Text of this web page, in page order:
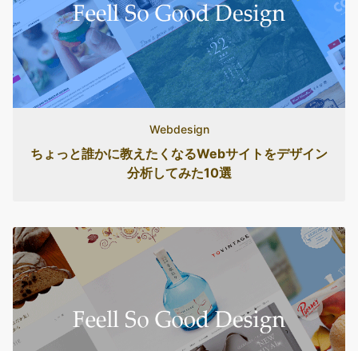
Webdesign
ちょっと誰かに教えたくなるWebサイトをデザイン
分析してみた10選